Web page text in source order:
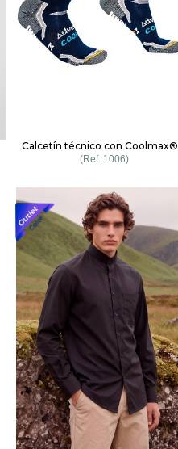
Calcetín técnico con Coolmax®
1006